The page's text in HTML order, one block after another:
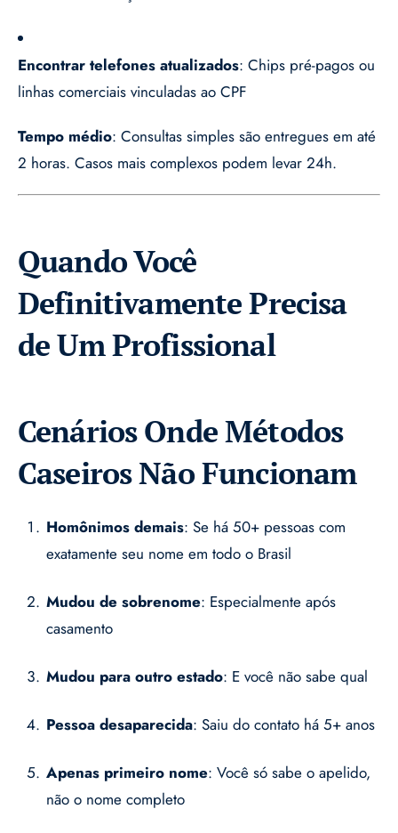
Encontrar telefones atualizados: Chips pré-pagos ou
linhas comerciais vinculadas ao CPF
Tempo médio: Consultas simples são entregues em até
2 horas. Casos mais complexos podem levar 24h.
Quando Você
Definitivamente Precisa
de Um Profissional
Cenários Onde Métodos
Caseiros Não Funcionam
Homônimos demais: Se há 50+ pessoas com
exatamente seu nome em todo o Brasil
Mudou de sobrenome: Especialmente após
casamento
Mudou para outro estado: E você não sabe qual
Pessoa desaparecida: Saiu do contato há 5+ anos
Apenas primeiro nome: Você só sabe o apelido,
não o nome completo